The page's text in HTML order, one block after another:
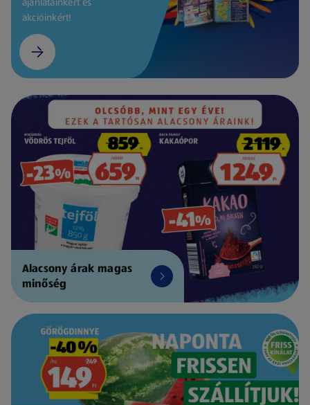
akcióinkért!
Alacsony árak magas
minőség